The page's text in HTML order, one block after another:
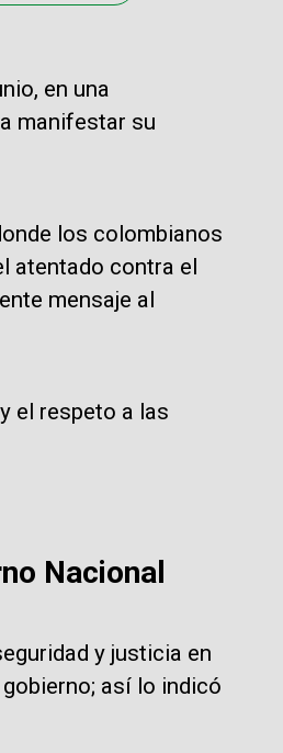
en una
manifestar su
los colombianos
atentado contra el
mensaje al
el respeto a las
Nacional
y justicia en
así lo indicó